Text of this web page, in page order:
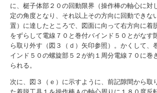
に、梃子体部２０の回動限界（操作棒の軸心に対
定の角度となり、それ以上その方向に回動できな
置）に達したところで、図面に向って右方向に着
をずらして電線７０と巻付バインド５０とがなす
ら取り外す（図３（ｄ）矢印参照）。かくして、
インド５０の螺旋部５２が約１周分電線７０に巻
られる。
次に、図３（ｅ）に示すように、前記隙間から取